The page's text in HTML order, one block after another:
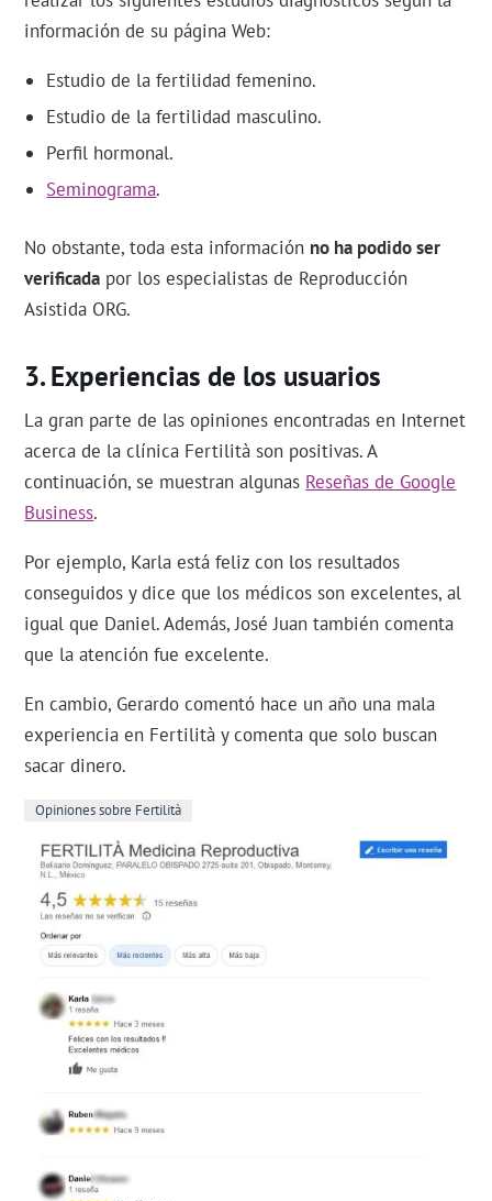
información de su página Web:
Estudio de la fertilidad femenino.
Estudio de la fertilidad masculino.
Perfil hormonal.
Seminograma.
No obstante, toda esta información no ha podido ser
verificada por los especialistas de Reproducción
Asistida ORG.
Experiencias de los usuarios
La gran parte de las opiniones encontradas en Internet
acerca de la clínica Fertilità son positivas. A
continuación, se muestran algunas Reseñas de Google
Business.
Por ejemplo, Karla está feliz con los resultados
conseguidos y dice que los médicos son excelentes, al
igual que Daniel. Además, José Juan también comenta
que la atención fue excelente.
En cambio, Gerardo comentó hace un año una mala
experiencia en Fertilità y comenta que solo buscan
sacar dinero.
Opiniones sobre Fertilità